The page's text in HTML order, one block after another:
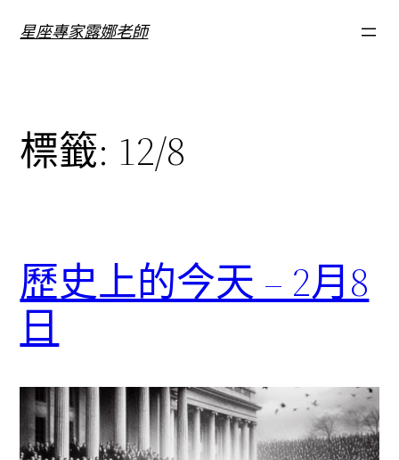
星座專家露娜老師
標籤: 12/8
歷史上的今天 – 2月8
日